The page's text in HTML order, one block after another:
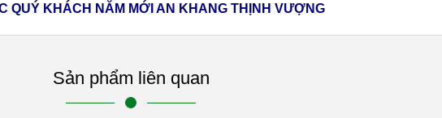
QUÝ KHÁCH NĂM MỚI AN KHANG THỊNH VƯỢNG
Sản phẩm liên quan